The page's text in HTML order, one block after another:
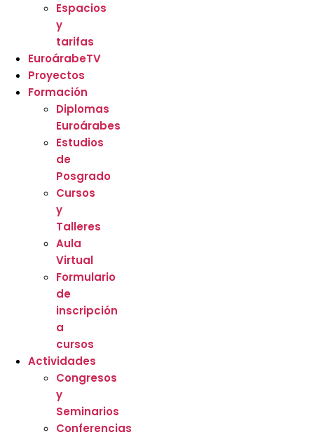
Espacios
y
tarifas
EuroárabeTV
Proyectos
Formación
Diplomas
Euroárabes
Estudios
de
Posgrado
Cursos
y
Talleres
Aula
Virtual
Formulario
de
inscripción
a
cursos
Actividades
Congresos
y
Seminarios
Conferencias